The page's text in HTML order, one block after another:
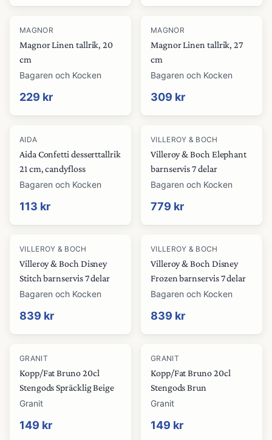
MAGNOR
Magnor Linen tallrik, 20
cm
Bagaren och Kocken
229 kr
MAGNOR
Magnor Linen tallrik, 27
cm
Bagaren och Kocken
309 kr
AIDA
Aida Confetti desserttallrik
21 cm, candyfloss
Bagaren och Kocken
113 kr
VILLEROY & BOCH
Villeroy & Boch Elephant
barnservis 7 delar
Bagaren och Kocken
779 kr
VILLEROY & BOCH
Villeroy & Boch Disney
Stitch barnservis 7 delar
Bagaren och Kocken
839 kr
VILLEROY & BOCH
Villeroy & Boch Disney
Frozen barnservis 7 delar
Bagaren och Kocken
839 kr
GRANIT
Kopp/Fat Bruno 20cl
Stengods Spräcklig Beige
Granit
149 kr
GRANIT
Kopp/Fat Bruno 20cl
Stengods Brun
Granit
149 kr